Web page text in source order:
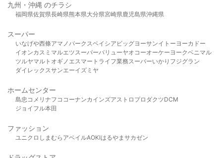
九州・沖縄 のチラシ
福岡県佐賀県長崎県熊本県大分県宮崎県鹿児島県沖縄県
スーパー
いなげや西條アマノパークスベイシア ビッグヨーサンイトーヨーカドー
イオンカスミ マルエツスーパーバリューヤオコーオーケー ヨークベニマル
ツルヤマルト オギノ エスマート ライフ業務スーパーいかり フジグラン
ダイレックスサンエーイズミヤ
ホームセンター
島忠 コメリ ナフコ コーナンカインズアストロプロダクツDCM
ジョイフル本田
ファッション
ユニクロ しまむら アベイルAOKIはるやま サカゼン